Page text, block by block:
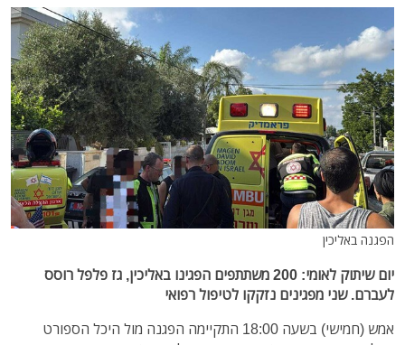
הפגנה באליכין
יום שיתוק לאומי: 200 משתתפים הפגינו באליכין, גז פלפל רוסס
לעברם. שני מפגינים נזקקו לטיפול רפואי
אמש (חמישי) בשעה 18:00 התקיימה הפגנה מול היכל הספורט